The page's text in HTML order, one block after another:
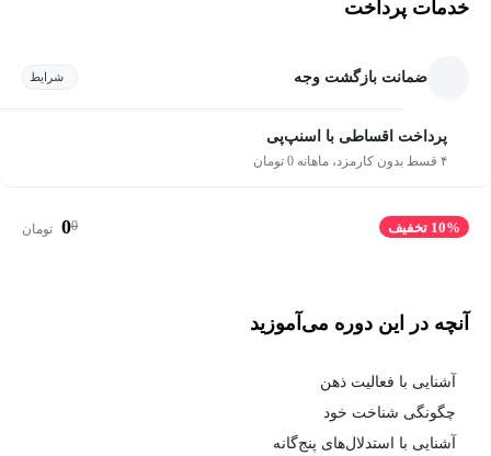
خدمات پرداخت
ضمانت بازگشت وجه شرایط
پرداخت اقساطی با اسنپ‌پی
۴ قسط بدون کارمزد، ماهانه 0 تومان
10% تخفیف 0
0 تومان
آنچه در این دوره می‌آموزید
آشنایی با فعالیت ذهن
چگونگی شناخت خود
آشنایی با استدلال‌های پنج‌گانه